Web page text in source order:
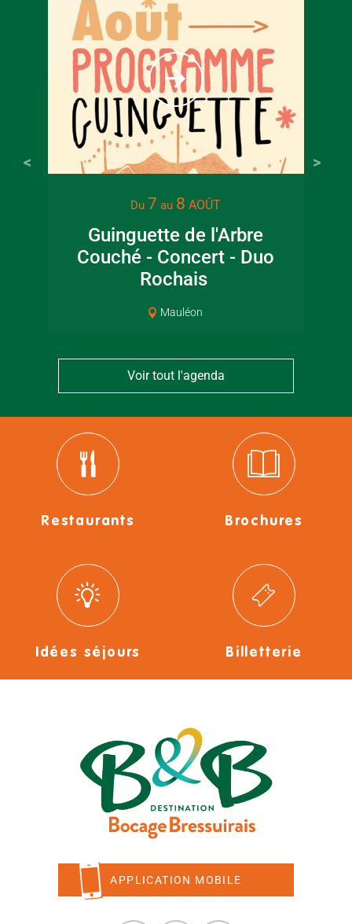
Du 7 au 8 AOÛT
Guinguette de l'Arbre
Couché - Concert - Duo
Rochais
Mauléon
Voir tout l'agenda
Restaurants Brochures
Idées séjours Billetterie
APPLICATION MOBILE